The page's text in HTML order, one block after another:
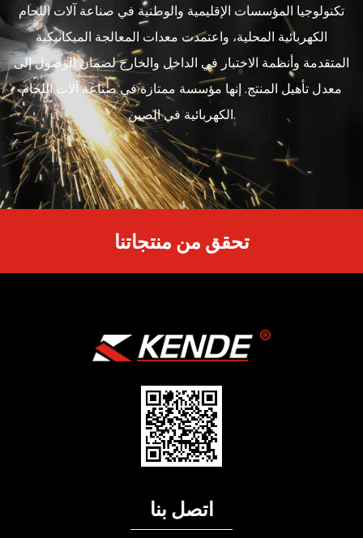
تكنولوجيا المؤسسات الإقليمية والوطنية في صناعة آلات اللحام
الكهربائية المحلية، واعتمدت معدات المعالجة الميكانيكية
المتقدمة وأنظمة الاختبار في الداخل والخارج لضمان الوصول إلى
معدل تأهيل المنتج. إنها مؤسسة ممتازة في صناعة آلات اللحام
الكهربائية في الصين.
تحقق من منتجاتنا
اتصل بنا